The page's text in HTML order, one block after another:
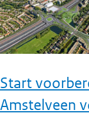
Start
Amstelveen